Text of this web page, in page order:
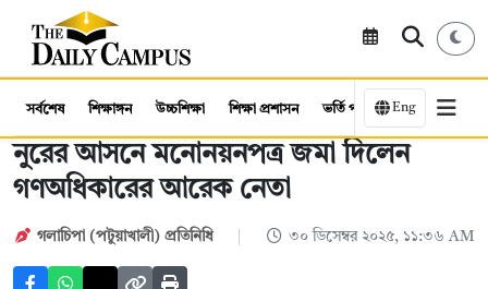
সর্বশেষ শিক্ষাঙ্গন উচ্চশিক্ষা শিক্ষা প্রশাসন ভর্তি পরীক্ষা কর্মসংস্থান
Eng
নুরের আসনে মনোনয়নপত্র জমা দিলেন
গণঅধিকারের আরেক নেতা
গলাচিপা (পটুয়াখালী) প্রতিনিধি ৩০ ডিসেম্বর ২০২৫, ১১:৩৬ AM